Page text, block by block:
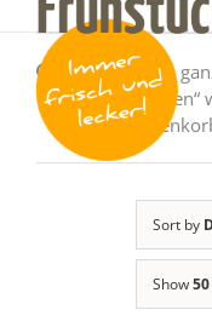
„Fleischsalat –
Weizenbrötchen“
deinem
Sort by
Show